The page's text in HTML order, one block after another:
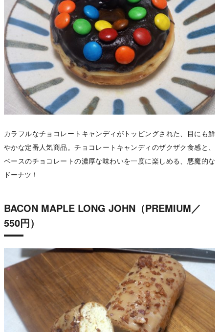
カラフルなチョコレートキャンディがトッピングされた、目にも鮮
やかな定番人気商品。チョコレートキャンディのザクザク食感と、
ベースのチョコレートの濃厚な味わいを一度に楽しめる、悪魔的な
ドーナツ！
BACON MAPLE LONG JOHN（PREMIUM／
550円）